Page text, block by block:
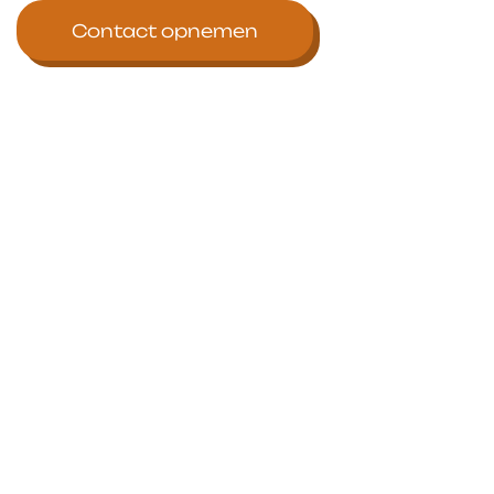
Contact opnemen